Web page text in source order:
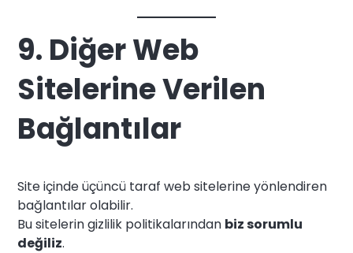
9. Diğer Web
Sitelerine Verilen
Bağlantılar
Site içinde üçüncü taraf web sitelerine yönlendiren
bağlantılar olabilir.
Bu sitelerin gizlilik politikalarından biz sorumlu
değiliz.